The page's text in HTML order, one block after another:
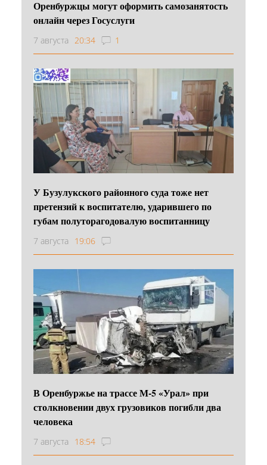
Оренбуржцы могут оформить самозанятость
онлайн через Госуслуги
7 августа 20:34 1
У Бузулукского районного суда тоже нет
претензий к воспитателю, ударившего по
губам полуторагодовалую воспитанницу
7 августа 19:06
В Оренбуржье на трассе М-5 «Урал» при
столкновении двух грузовиков погибли два
человека
7 августа 18:54